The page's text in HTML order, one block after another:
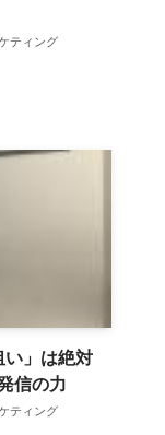
ティング
い」は絶対
信の力
ティング